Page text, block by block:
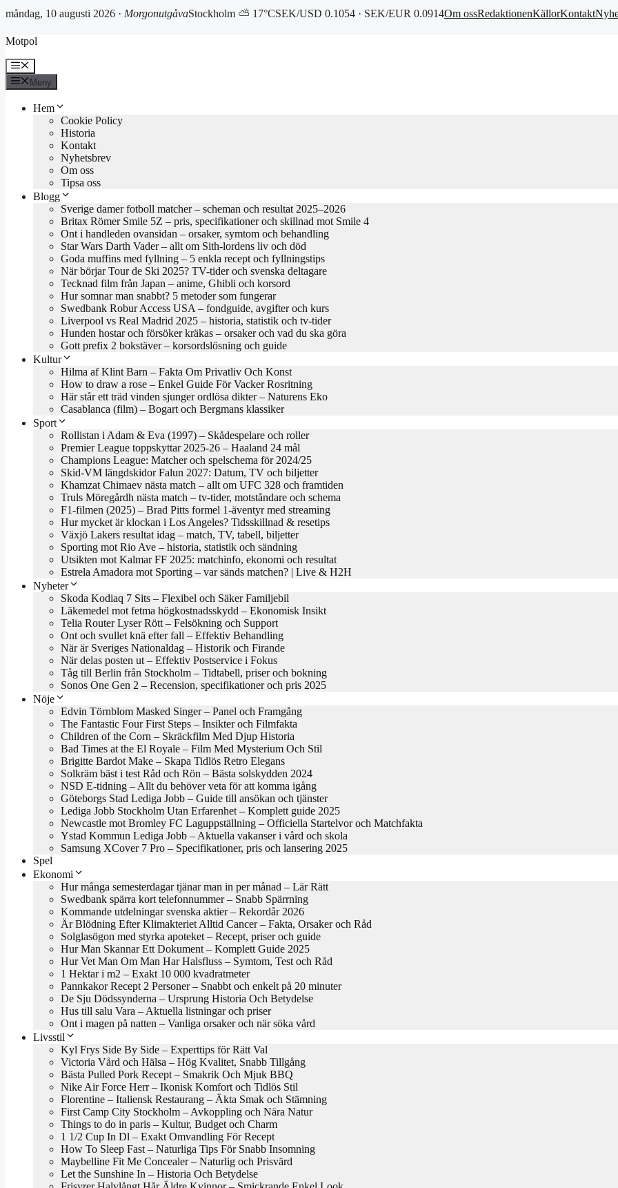
måndag, 10 augusti 2026 · MorgonutgåvaStockholm ⛅ 17°CSEK/USD 0.1054 · SEK/EUR 0.0914Om ossRedaktionenKällorKontakt
till
Motpol
Meny
Meny
Hem
Cookie Policy
Historia
Kontakt
Nyhetsbrev
Om oss
Tipsa oss
Blogg
Sverige damer fotboll matcher – scheman och resultat 2025–2026
Britax Römer Smile 5Z – pris, specifikationer och skillnad mot Smile 4
Ont i handleden ovansidan – orsaker, symtom och behandling
Star Wars Darth Vader – allt om Sith-lordens liv och död
Goda muffins med fyllning – 5 enkla recept och fyllningstips
När börjar Tour de Ski 2025? TV-tider och svenska deltagare
Tecknad film från Japan – anime, Ghibli och korsord
Hur somnar man snabbt? 5 metoder som fungerar
Swedbank Robur Access USA – fondguide, avgifter och kurs
Liverpool vs Real Madrid 2025 – historia, statistik och tv-tider
Hunden hostar och försöker kräkas – orsaker och vad du ska göra
Gott prefix 2 bokstäver – korsordslösning och guide
Kultur
Hilma af Klint Barn – Fakta Om Privatliv Och Konst
How to draw a rose – Enkel Guide För Vacker Rosritning
Här står ett träd vinden sjunger ordlösa dikter – Naturens Eko
Casablanca (film) – Bogart och Bergmans klassiker
Sport
Rollistan i Adam & Eva (1997) – Skådespelare och roller
Premier League toppskyttar 2025-26 – Haaland 24 mål
Champions League: Matcher och spelschema för 2024/25
Skid-VM längdskidor Falun 2027: Datum, TV och biljetter
Khamzat Chimaev nästa match – allt om UFC 328 och framtiden
Truls Möregårdh nästa match – tv-tider, motståndare och schema
F1-filmen (2025) – Brad Pitts formel 1-äventyr med streaming
Hur mycket är klockan i Los Angeles? Tidsskillnad & resetips
Växjö Lakers resultat idag – match, TV, tabell, biljetter
Sporting mot Rio Ave – historia, statistik och sändning
Utsikten mot Kalmar FF 2025: matchinfo, ekonomi och resultat
Estrela Amadora mot Sporting – var sänds matchen? | Live & H2H
Nyheter
Skoda Kodiaq 7 Sits – Flexibel och Säker Familjebil
Läkemedel mot fetma högkostnadsskydd – Ekonomisk Insikt
Telia Router Lyser Rött – Felsökning och Support
Ont och svullet knä efter fall – Effektiv Behandling
När är Sveriges Nationaldag – Historik och Firande
När delas posten ut – Effektiv Postservice i Fokus
Tåg till Berlin från Stockholm – Tidtabell, priser och bokning
Sonos One Gen 2 – Recension, specifikationer och pris 2025
Nöje
Edvin Törnblom Masked Singer – Panel och Framgång
The Fantastic Four First Steps – Insikter och Filmfakta
Children of the Corn – Skräckfilm Med Djup Historia
Bad Times at the El Royale – Film Med Mysterium Och Stil
Brigitte Bardot Make – Skapa Tidlös Retro Elegans
Solkräm bäst i test Råd och Rön – Bästa solskydden 2024
NSD E-tidning – Allt du behöver veta för att komma igång
Göteborgs Stad Lediga Jobb – Guide till ansökan och tjänster
Lediga Jobb Stockholm Utan Erfarenhet – Komplett guide 2025
Newcastle mot Bromley FC Laguppställning – Officiella Startelvor och Matchfakta
Ystad Kommun Lediga Jobb – Aktuella vakanser i vård och skola
Samsung XCover 7 Pro – Specifikationer, pris och lansering 2025
Spel
Ekonomi
Hur många semesterdagar tjänar man in per månad – Lär Rätt
Swedbank spärra kort telefonnummer – Snabb Spärrning
Kommande utdelningar svenska aktier – Rekordår 2026
Är Blödning Efter Klimakteriet Alltid Cancer – Fakta, Orsaker och Råd
Solglasögon med styrka apoteket – Recept, priser och guide
Hur Man Skannar Ett Dokument – Komplett Guide 2025
Hur Vet Man Om Man Har Halsfluss – Symtom, Test och Råd
1 Hektar i m2 – Exakt 10 000 kvadratmeter
Pannkakor Recept 2 Personer – Snabbt och enkelt på 20 minuter
De Sju Dödssynderna – Ursprung Historia Och Betydelse
Hus till salu Vara – Aktuella listningar och priser
Ont i magen på natten – Vanliga orsaker och när söka vård
Livsstil
Kyl Frys Side By Side – Experttips för Rätt Val
Victoria Vård och Hälsa – Hög Kvalitet, Snabb Tillgång
Bästa Pulled Pork Recept – Smakrik Och Mjuk BBQ
Nike Air Force Herr – Ikonisk Komfort och Tidlös Stil
Florentine – Italiensk Restaurang – Äkta Smak och Stämning
First Camp City Stockholm – Avkoppling och Nära Natur
Things to do in paris – Kultur, Budget och Charm
1 1/2 Cup In Dl – Exakt Omvandling För Recept
How To Sleep Fast – Naturliga Tips För Snabb Insomning
Maybelline Fit Me Concealer – Naturlig och Prisvärd
Let the Sunshine In – Historia Och Betydelse